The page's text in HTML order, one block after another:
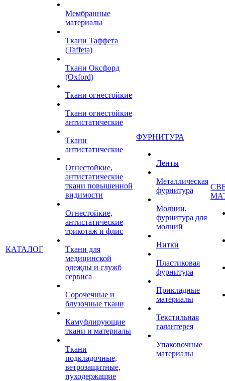
КАТАЛОГ
Мембранные
материалы
Ткани Таффета
(Taffeta)
Ткани Оксфорд
(Oxford)
Ткани огнестойкие
Ткани огнестойкие
антистатические
Ткани
антистатические
Огнестойкие,
антистатические
ткани повышенной
видимости
Огнестойкие,
антистатические
трикотаж и флис
Ткани для
медицинской
одежды и служб
сервиса
Сорочечные и
блузочные ткани
Камуфлирующие
ткани и материалы
Ткани
подкладочные,
ветрозащитные,
пуходержащие
ФУРНИТУРА
Ленты
Металлическая
фурнитура
Молнии,
фурнитура для
молний
Нитки
Пластиковая
фурнитура
Прикладные
материалы
Текстильная
галантерея
Упаковочные
материалы